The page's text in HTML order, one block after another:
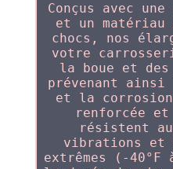
Conçus avec
et un matériau
chocs, nos
votre
la boue et
prévenant
et la
renforcée
résistent
vibrations et
extrêmes (-40°F